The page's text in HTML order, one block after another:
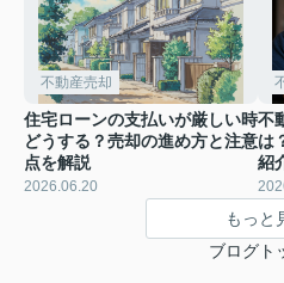
不動産売却
住宅ローンの支払いが厳しい時
どうする？売却の進め方と注意
点を解説
2026.06.20
不
は
紹
もっと
ブログト